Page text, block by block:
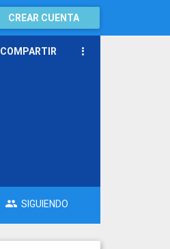
CREAR CUENTA
COMPARTIR
SIGUIENDO